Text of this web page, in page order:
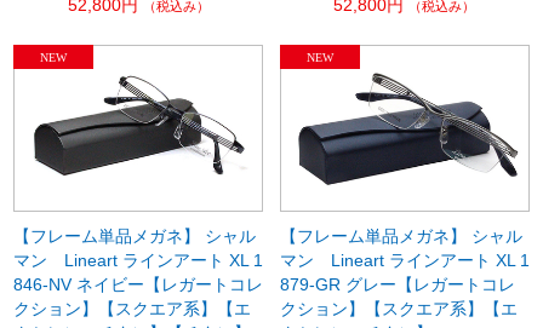
52,800円
（税込み）
52,800円
（税込み）
【フレーム単品メガネ】 シャル
マン Lineart ラインアート XL 1
846-NV ネイビー【レガートコレ
クション】【スクエア系】【エ
【フレーム単品メガネ】 シャル
マン Lineart ラインアート XL 1
879-GR グレー【レガートコレ
クション】【スクエア系】【エ